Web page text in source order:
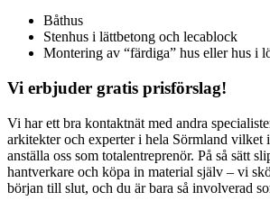
Båthus
Stenhus i lättbetong och lecablock
Montering av “färdiga” hus eller hus i
Vi erbjuder gratis prisförslag!
Vi har ett bra kontaktnät med andra
arkitekter och experter i hela Sörmland vilket
anställa oss som totalentreprenör. På så sätt
hantverkare och köpa in material själv – vi
början till slut, och du är bara så involverad